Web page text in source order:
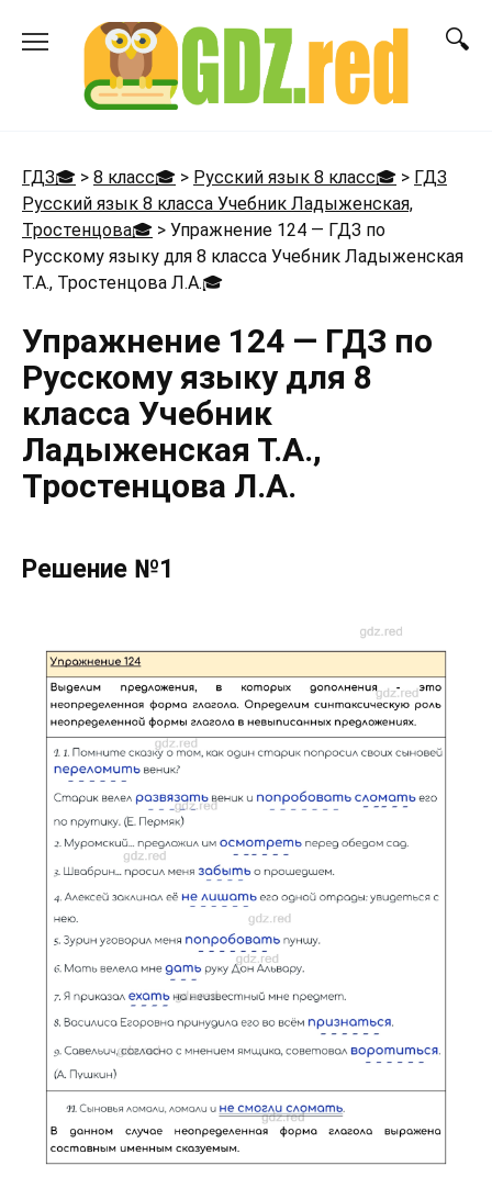
ГДЗ🎓 > 8 класс🎓 > Русский язык 8 класс🎓 > ГДЗ
Русский язык 8 класса Учебник Ладыженская,
Тростенцова🎓 > Упражнение 124 — ГДЗ по
Русскому языку для 8 класса Учебник Ладыженская
Т.А., Тростенцова Л.А.🎓
Упражнение 124 — ГДЗ по
Русскому языку для 8
класса Учебник
Ладыженская Т.А.,
Тростенцова Л.А.
Решение №1